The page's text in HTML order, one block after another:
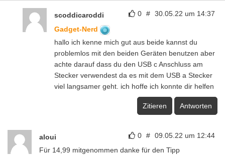
0 # 30.05.22 um 14:37
scoddicaroddi
Gadget-Nerd
hallo ich kenne mich gut aus beide kannst du
problemlos mit den beiden Geräten benutzen aber
achte darauf dass du den USB c Anschluss am
Stecker verwendest da es mit dem USB a Stecker
viel langsamer geht. ich hoffe ich konnte dir helfen
Zitieren Antworten
0 # 09.05.22 um 12:44
aloui
Für 14,99 mitgenommen danke für den Tipp